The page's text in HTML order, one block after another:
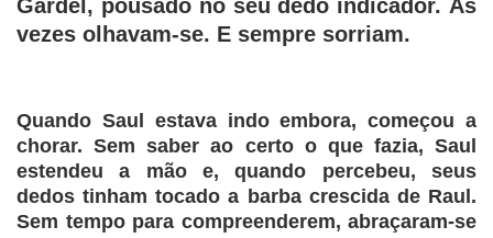
Gardel, pousado no seu dedo indicador. Às
vezes olhavam-se. E sempre sorriam.
Quando Saul estava indo embora, começou a
chorar. Sem saber ao certo o que fazia, Saul
estendeu a mão e, quando percebeu, seus
dedos tinham tocado a barba crescida de Raul.
Sem tempo para compreenderem, abraçaram-se